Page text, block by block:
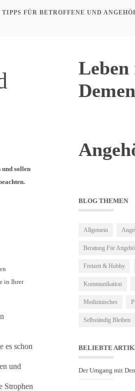
FÜR BETROFFENE UND
und sollen
in Ihrer
es schon
und
Strophen
BLOG THEMEN
Allgemein
Beratung Für
Freizeit & Hobby
Kommunikation
Medizinisches
Selbständig Bleiben
BELIEBTE
Der Umgang mit